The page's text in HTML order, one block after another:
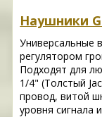
Наушники
Универсальные
регулятором
Подходят для
1/4" (Толстый
провод, витой
уровня сигнала